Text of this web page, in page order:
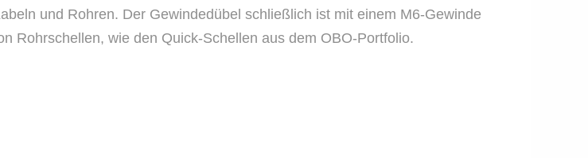
und Rohren. Der Gewindedübel schließlich ist mit einem M6-Gewinde
Rohrschellen, wie den Quick-Schellen aus dem OBO-Portfolio.